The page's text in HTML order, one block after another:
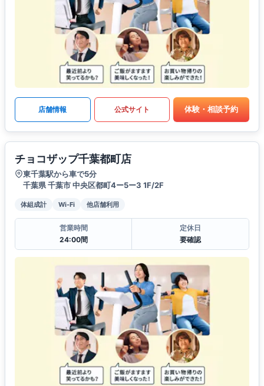
店舗情報 公式サイト 体験・相談予約
チョコザップ千葉都町店
東千葉駅から車で5分
千葉県 千葉市 中央区都町4ー5ー3 1F/2F
体組成計 Wi-Fi 他店舗利用
営業時間
24:00間
定休日
要確認